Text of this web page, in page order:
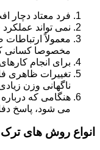
فرد معتاد دچار
نمی تواند
معمولاً ارتباطات
مخصوصا کسانی
برای انجام
تغییرات ظاهری
ناگهانی وزن
هنگامی که
می شود، پاسخ
انواع روش های ترک